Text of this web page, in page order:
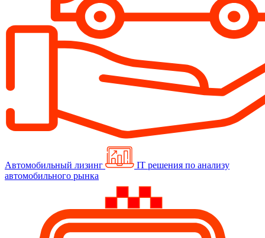
Автомобильный лизинг
IT решения по анализу
автомобильного рынка